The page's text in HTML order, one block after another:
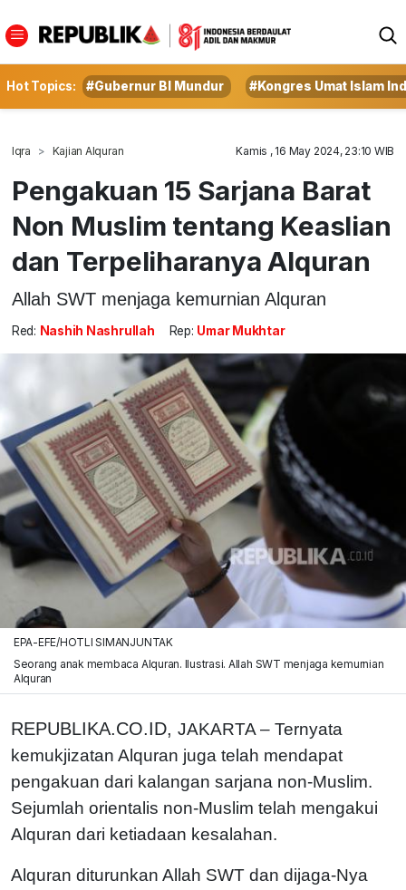
Hot Topics: #Gubernur BI Mundur #Kongres Umat Islam
Iqra Kajian Alquran Kamis , 16 May 2024, 23:10 WIB
Pengakuan 15 Sarjana Barat
Non Muslim tentang Keaslian
dan Terpeliharanya Alquran
Allah SWT menjaga kemurnian Alquran
Red: Nashih Nashrullah Rep: Umar Mukhtar
EPA-EFE/HOTLI SIMANJUNTAK
Seorang anak membaca Alquran. Ilustrasi. Allah SWT menjaga kemurnian
Alquran
REPUBLIKA.CO.ID, JAKARTA – Ternyata
kemukjizatan Alquran juga telah mendapat
pengakuan dari kalangan sarjana non-Muslim.
Sejumlah orientalis non-Muslim telah mengakui
Alquran dari ketiadaan kesalahan.
Alquran diturunkan Allah SWT dan dijaga-Nya